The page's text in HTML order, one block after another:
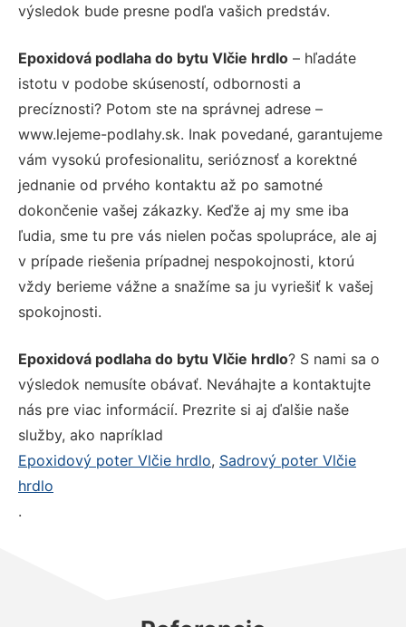
výsledok bude presne podľa vašich predstáv.
Epoxidová podlaha do bytu Vlčie hrdlo – hľadáte
istotu v podobe skúseností, odbornosti a
precíznosti? Potom ste na správnej adrese –
www.lejeme-podlahy.sk. Inak povedané, garantujeme
vám vysokú profesionalitu, serióznosť a korektné
jednanie od prvého kontaktu až po samotné
dokončenie vašej zákazky. Keďže aj my sme iba
ľudia, sme tu pre vás nielen počas spolupráce, ale aj
v prípade riešenia prípadnej nespokojnosti, ktorú
vždy berieme vážne a snažíme sa ju vyriešiť k vašej
spokojnosti.
Epoxidová podlaha do bytu Vlčie hrdlo? S nami sa o
výsledok nemusíte obávať. Neváhajte a kontaktujte
nás pre viac informácií. Prezrite si aj ďalšie naše
služby, ako napríklad
Epoxidový poter Vlčie hrdlo, Sadrový poter Vlčie
hrdlo
.